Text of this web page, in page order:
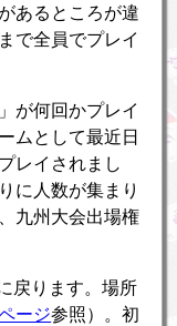
あるところが違
で全員でプレイ
が何回かプレイ
ムとして最近日
レイされまし
に人数が集まり
九州大会出場権
戻ります。場所
ージ参照）。初